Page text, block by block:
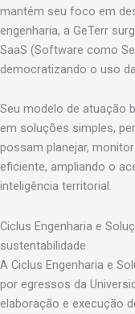
mantém seu foco em
engenharia, a GeTerr
SaaS (Software como
democratizando o uso
Seu modelo de atuação
em soluções simples,
possam planejar,
eficiente, ampliando o
inteligência territorial.
Ciclus Engenharia e
sustentabilidade
A Ciclus Engenharia e
por egressos da
elaboração e execução